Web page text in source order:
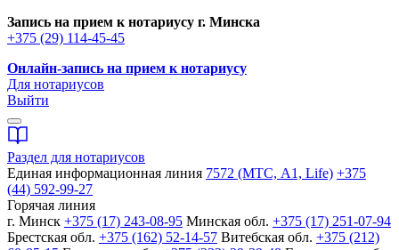
Запись на прием к нотариусу г. Минска
+375 (29) 114-45-45
Онлайн-запись на прием к нотариусу
Для нотариусов
Выйти
Раздел для нотариусов
Единая информационная линия 7572 (МТС, A1, Life) +375
(44) 592-99-27
Горячая линия
г. Минск +375 (17) 243-08-95 Минская обл. +375 (17) 251-07-94
Брестская обл. +375 (162) 52-14-57 Витебская обл. +375 (212)